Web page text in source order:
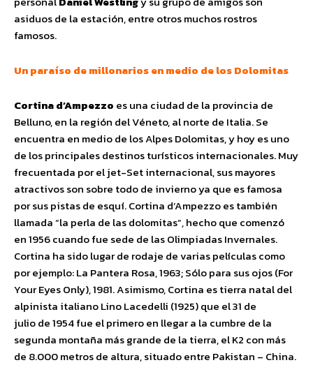
asiduos de la estación, entre otros muchos rostros
famosos.
Un paraíso de millonarios en medio de los Dolomitas
Cortina d’Ampezzo es una ciudad de la provincia de
Belluno, en la región del Véneto, al norte de Italia. Se
encuentra en medio de los Alpes Dolomitas, y hoy es uno
de los principales destinos turísticos internacionales. Muy
frecuentada por el jet-Set internacional, sus mayores
atractivos son sobre todo de invierno ya que es famosa
por sus pistas de esquí. Cortina d’Ampezzo es también
llamada “la perla de las dolomitas”, hecho que comenzó
en 1956 cuando fue sede de las Olimpiadas Invernales.
Cortina ha sido lugar de rodaje de varias películas como
por ejemplo: La Pantera Rosa, 1963; Sólo para sus ojos (For
Your Eyes Only), 1981. Asimismo, Cortina es tierra natal del
alpinista italiano Lino Lacedelli (1925) que el 31 de
julio de 1954 fue el primero en llegar a la cumbre de la
segunda montaña más grande de la tierra, el K2 con más
de 8.000 metros de altura, situado entre Pakistan – China.